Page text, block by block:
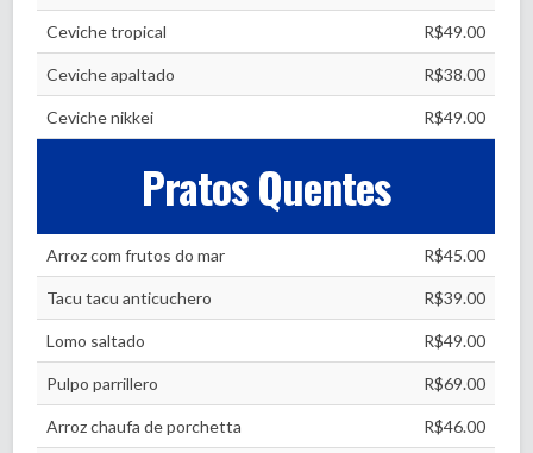
Ceviche tropical R$49.00
Ceviche apaltado R$38.00
Ceviche nikkei R$49.00
Pratos Quentes
Arroz com frutos do mar R$45.00
Tacu tacu anticuchero R$39.00
Lomo saltado R$49.00
Pulpo parrillero R$69.00
Arroz chaufa de porchetta R$46.00